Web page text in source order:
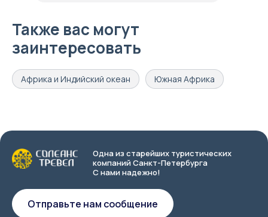
Также вас могут
заинтересовать
Африка и Индийский океан Южная Африка
Одна из старейших туристических
компаний Санкт-Петербурга
С нами надежно!
Отправьте нам сообщение